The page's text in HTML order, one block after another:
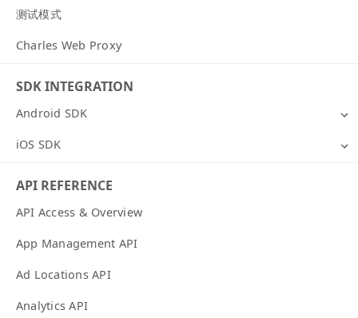
测试模式
Charles Web Proxy
SDK INTEGRATION
Android SDK
iOS SDK
API REFERENCE
API Access & Overview
App Management API
Ad Locations API
Analytics API